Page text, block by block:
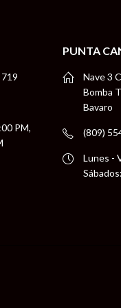
PM,
PUNTA
Nave 3
Bomba
Bavaro
(809)
Lunes -